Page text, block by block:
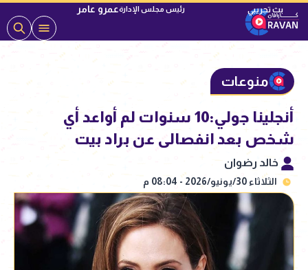
رئيس مجلس الإدارةعمرو عامر
منوعات
أنجلينا جولي:10 سنوات لم أواعد أي
شخص بعد انفصالى عن براد بيت
خالد رضوان
الثلاثاء 30/يونيو/2026 - 08:04 م